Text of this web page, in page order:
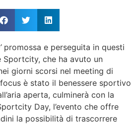
promossa e perseguita in questi
Sportcity, che ha avuto un
giorni scorsi nel meeting di
è stato il benessere sportivo
aperta, culminerà con la
Day, l’evento che offre
la possibilità di trascorrere